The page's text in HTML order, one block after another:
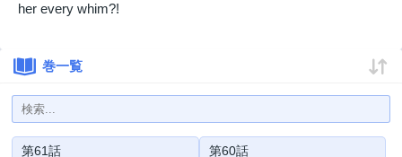
her every whim?!
巻一覧
第61話 第60話